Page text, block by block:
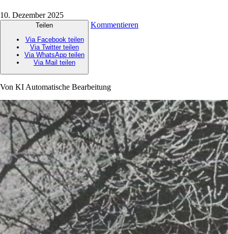
10. Dezember 2025
Teilen
Via Facebook teilen
Via Twitter teilen
Via WhatsApp teilen
Via Mail teilen
Kommentieren
Von KI Automatische Bearbeitung